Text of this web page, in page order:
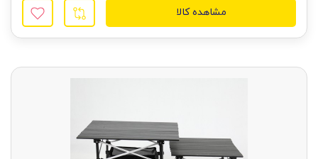
مشاهده کالا